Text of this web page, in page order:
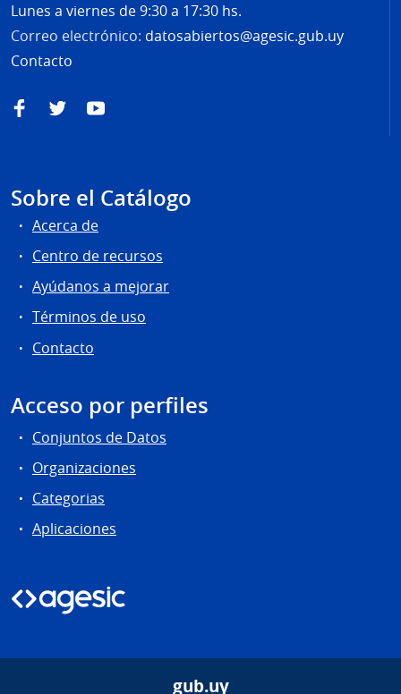
Lunes a viernes de 9:30 a 17:30 hs.
Correo electrónico: datosabiertos@agesic.gub.uy
Contacto
FacebookTwitterYouTube
Sobre el Catálogo
Acerca de
Centro de recursos
Ayúdanos a mejorar
Términos de uso
Contacto
Acceso por perfiles
Conjuntos de Datos
Organizaciones
Categorias
Aplicaciones
gub.uy